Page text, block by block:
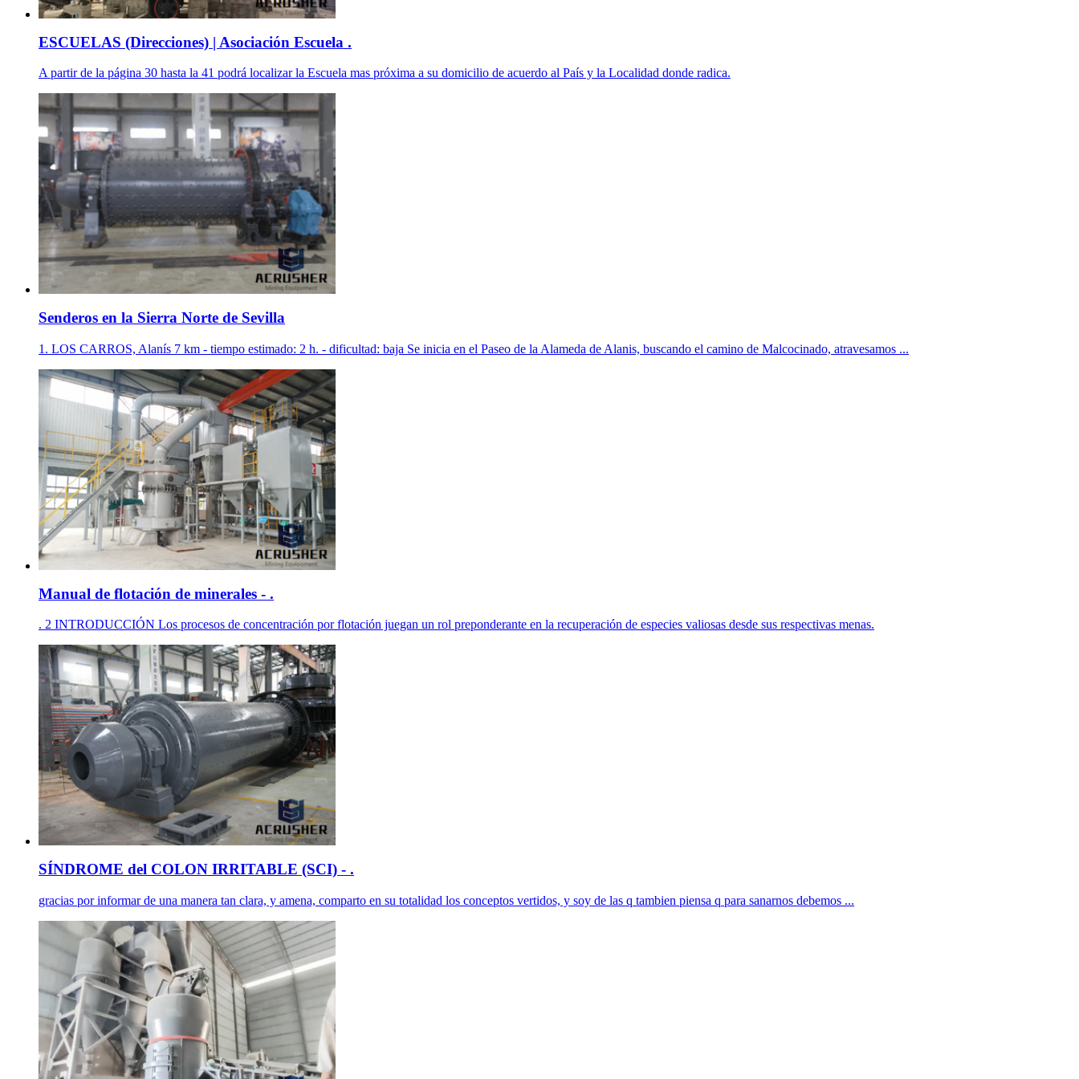
ESCUELAS (Direcciones) | Asociación Escuela .
A partir de la página 30 hasta la 41 podrá localizar la Escuela mas próxima a su domicilio de acuerdo al País y la Localidad donde radica.
Senderos en la Sierra Norte de Sevilla
1. LOS CARROS, Alanís 7 km - tiempo estimado: 2 h. - dificultad: baja Se inicia en el Paseo de la Alameda de Alanis, buscando el camino de Malcocinado, atravesamos ...
Manual de flotación de minerales - .
. 2 INTRODUCCIÓN Los procesos de concentración por flotación juegan un rol preponderante en la recuperación de especies valiosas desde sus respectivas menas.
SÍNDROME del COLON IRRITABLE (SCI) - .
gracias por informar de una manera tan clara, y amena, comparto en su totalidad los conceptos vertidos, y soy de las q tambien piensa q para sanarnos debemos ...